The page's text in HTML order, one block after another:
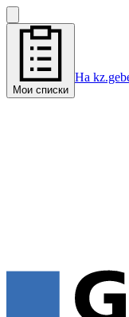
Мои списки
На